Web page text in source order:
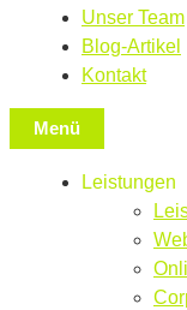
Unser Team
Blog-Artikel
Kontakt
Menü
Leistungen